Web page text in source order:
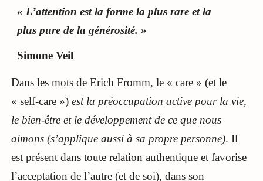
« L’attention est la forme la plus rare et la
plus pure de la générosité. »
Simone Veil
Dans les mots de Erich Fromm, le « care » (et le
« self-care »)est la préoccupation active pour la vie,
le bien-être et le développement de ce que nous
aimons (s’applique aussi à sa propre personne). Il
est présent dans toute relation authentique et favorise
l’acceptation de l’autre (et de soi), dans son